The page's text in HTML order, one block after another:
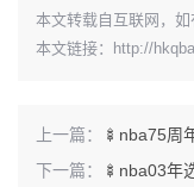
本文转载自互联网，如
本文链接： http://
上一篇：
🍢nba75周
下一篇：
🍢nba03年